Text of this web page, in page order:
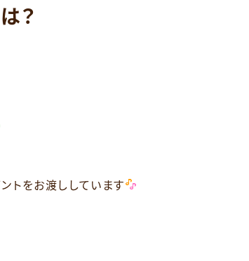
？
トをお渡ししています